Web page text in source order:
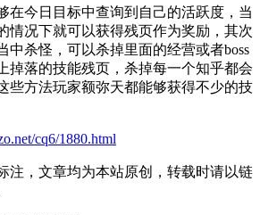
在今日目标中查询到自己的活跃度，当
情况下就可以获得残页作为奖励，其次
中杀怪，可以杀掉里面的经营或者boss
掉落的技能残页，杀掉每一个知乎都会
些方法玩家额弥天都能够获得不少的技
cq6/1880.html
注，文章均为本站原创，转载时请以链